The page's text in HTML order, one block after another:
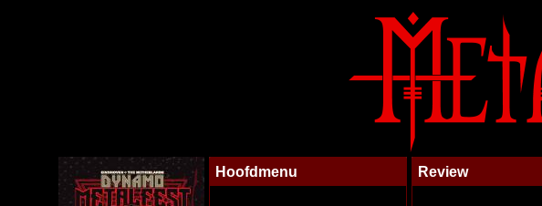
Hoofdmenu Review